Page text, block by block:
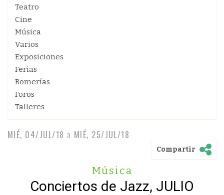
Teatro
Cine
Música
Varios
Exposiciones
Ferias
Romerías
Foros
Talleres
MIÉ, 04/JUL/18 a MIÉ, 25/JUL/18
Compartir
Música
Conciertos de Jazz, JULIO